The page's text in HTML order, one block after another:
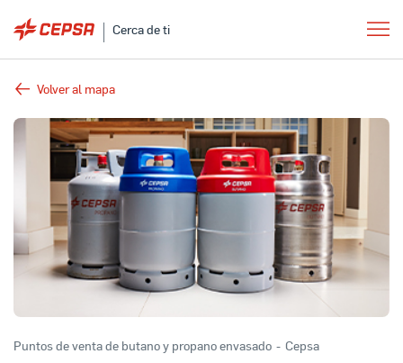
Cerca de ti
Volver al mapa
Puntos de venta de butano y propano envasado - Cepsa